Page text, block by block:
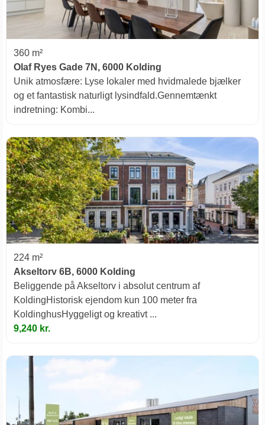
360 m²
Olaf Ryes Gade 7N, 6000 Kolding
Unik atmosfære: Lyse lokaler med hvidmalede bjælker
og et fantastisk naturligt lysindfald.​Gennemtænkt
indretning: Kombi...
224 m²
Akseltorv 6B, 6000 Kolding
Beliggende på Akseltorv i absolut centrum af
KoldingHistorisk ejendom kun 100 meter fra
KoldinghusHyggeligt og kreativt ...
9,240 kr.